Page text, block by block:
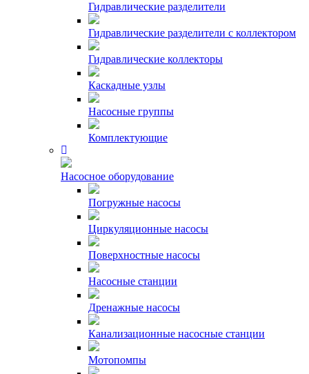
Гидравлические разделители
Гидравлические разделители с коллектором
Гидравлические коллекторы
Каскадные узлы
Насосные группы
Комплектующие
Насосное оборудование
Погружные насосы
Циркуляционные насосы
Поверхностные насосы
Насосные станции
Дренажные насосы
Канализационные насосные станции
Мотопомпы